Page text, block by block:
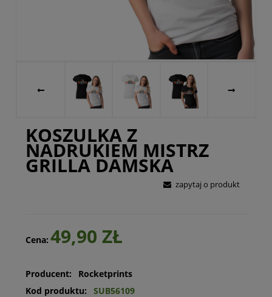
KOSZULKA Z
NADRUKIEM MISTRZ
GRILLA DAMSKA
zapytaj o produkt
Cena: 49,90 ZŁ
Producent:
Rocketprints
Kod produktu:
SUB56109